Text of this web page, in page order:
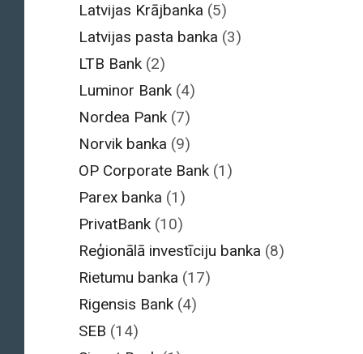
Latvijas Krājbanka (5)
Latvijas pasta banka (3)
LTB Bank (2)
Luminor Bank (4)
Nordea Pank (7)
Norvik banka (9)
OP Corporate Bank (1)
Parex banka (1)
PrivatBank (10)
Reģionālā investīciju banka (8)
Rietumu banka (17)
Rigensis Bank (4)
SEB (14)